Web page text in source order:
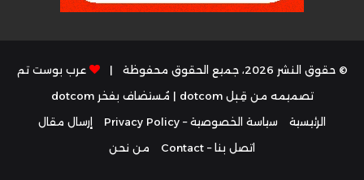
© حقوق النشر 2026، جميع الحقوق محفوظة |
عرب بوست تم
تصميمه من قِبل dotcom
| مُستضاف بفخرdotcom
الرئيسية
سياسة الخصوصية – Privacy Policy
إرسال مقال
اتصل بنا – Contact
من نحن